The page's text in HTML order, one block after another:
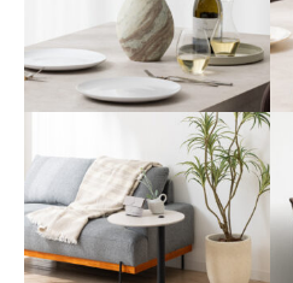
撮影スタイリング #27
#フラワーベース